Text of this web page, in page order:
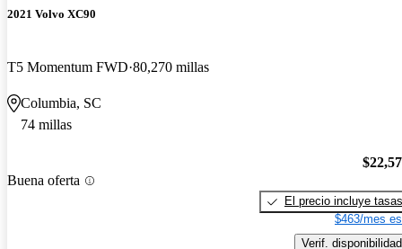
2021 Volvo XC90
T5 Momentum FWD 80,270 millas
Columbia, SC
74 millas
Buena oferta
El precio incluye tasas
$463/mes
Verif. disponibilidad